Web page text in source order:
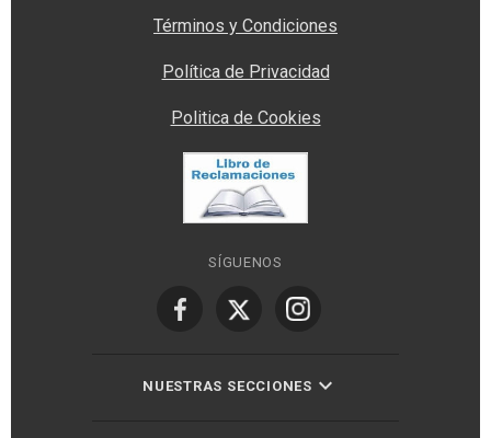
Términos y Condiciones
Política de Privacidad
Politica de Cookies
SÍGUENOS
NUESTRAS SECCIONES